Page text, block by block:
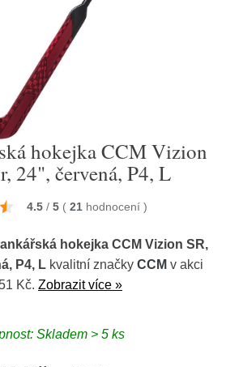
hokejka CCM Vizion
24", červená, P4, L
4.5 / 5 ( 21 hodnocení )
hokejka CCM Vizion SR,
P4, L kvalitní značky CCM v akci
Kč. Zobrazit více »
Skladem > 5 ks